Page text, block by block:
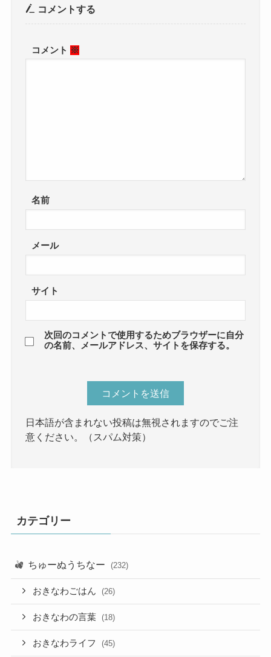
コメントする
コメント ※
名前
メール
サイト
次回のコメントで使用するためブラウザーに自分
の名前、メールアドレス、サイトを保存する。
日本語が含まれない投稿は無視されますのでご注
意ください。（スパム対策）
カテゴリー
ちゅーぬうちなー (232)
おきなわごはん (26)
おきなわの言葉 (18)
おきなわライフ (45)